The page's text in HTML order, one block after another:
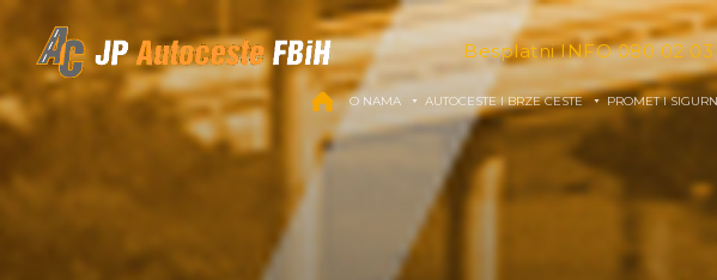
Skip to content
Besplatni INFO080 02
O NAMA AUTOCESTE I BRZE CESTE PROMET I